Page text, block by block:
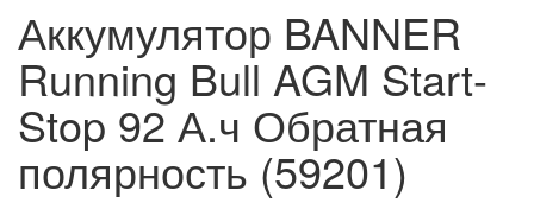
Аккумулятор BANNER
Running Bull AGM Start-
Stop 92 А.ч Обратная
полярность (59201)